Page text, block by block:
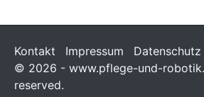
Kontakt Impressum
Datenschutz
© 2026 - www.pflege-und-
reserved.